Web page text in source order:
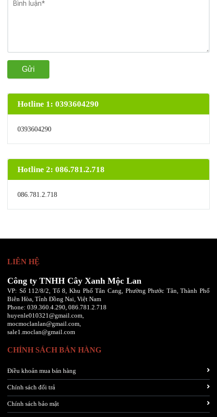
Gửi
Hotline 1: 0393604290
0393604290
Hotline 2: 086.781.2.718
086.781.2.718
LIÊN HỆ
Công ty TNHH Cây Xanh Mộc Lan
VP: Số 112/8/2, Tổ 8, Khu Phố Tân Cang, Phường Phước Tân, Thành Phố
Biên Hòa, Tỉnh Đồng Nai, Việt Nam
Phone: 039.360.4.290, 086 .781.2.718
huyenle010321@gmail.com,
mocmoclanlan@gmail.com,
sale1.moclan@gmail.com
CHÍNH SÁCH BÁN HÀNG
Điều khoản mua bán hàng
Chính sách đổi trả
Chính sách bảo mật